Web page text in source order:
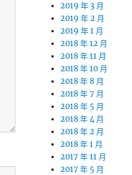
2019 年 3 月
2019 年 2 月
2019 年 1 月
2018 年 12 月
2018 年 11 月
2018 年 10 月
2018 年 8 月
2018 年 7 月
2018 年 5 月
2018 年 4 月
2018 年 2 月
2018 年 1 月
2017 年 11 月
2017 年 5 月